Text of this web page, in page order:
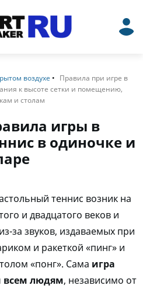
воздухе
Правила при игре в
к высоте сетки и помещению,
и столам
игры в
в одиночке и
теннис возник на
и двадцатого веков и
за звуков, издаваемых при
и ракеткой «пинг» и
«понг». Сама игра
всем людям, независимо от